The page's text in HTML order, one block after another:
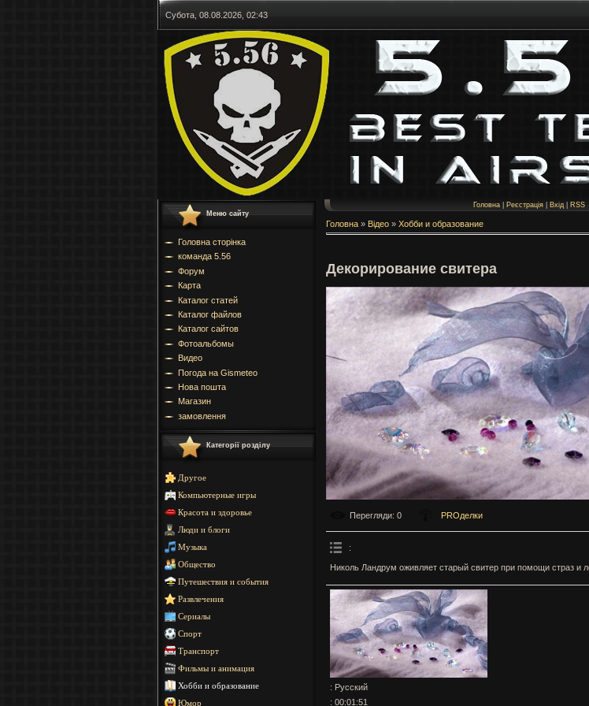
Субота, 08.08.2026, 02:43
Меню сайту
Головна сторінка
команда 5.56
Форум
Карта
Каталог статей
Каталог файлов
Каталог сайтов
Фотоальбомы
Видео
Погода на Gismeteo
Нова пошта
Магазин
замовлення
Категорії розділу
Другое
Компьютерные игры
Красота и здоровье
Люди и блоги
Музыка
Общество
Путешествия и события
Развлечения
Сериалы
Спорт
Транспорт
Фильмы и анимация
Хобби и образование
Юмор
Головна Реєстрація Вхід RSS
Головна » Відео » Хобби и образование
Декорирование свитера
Перегляди: 0 PROделки
:
Николь Ландрум оживляет старый свитер при помощи страз и
: Русский
: 00:01:51